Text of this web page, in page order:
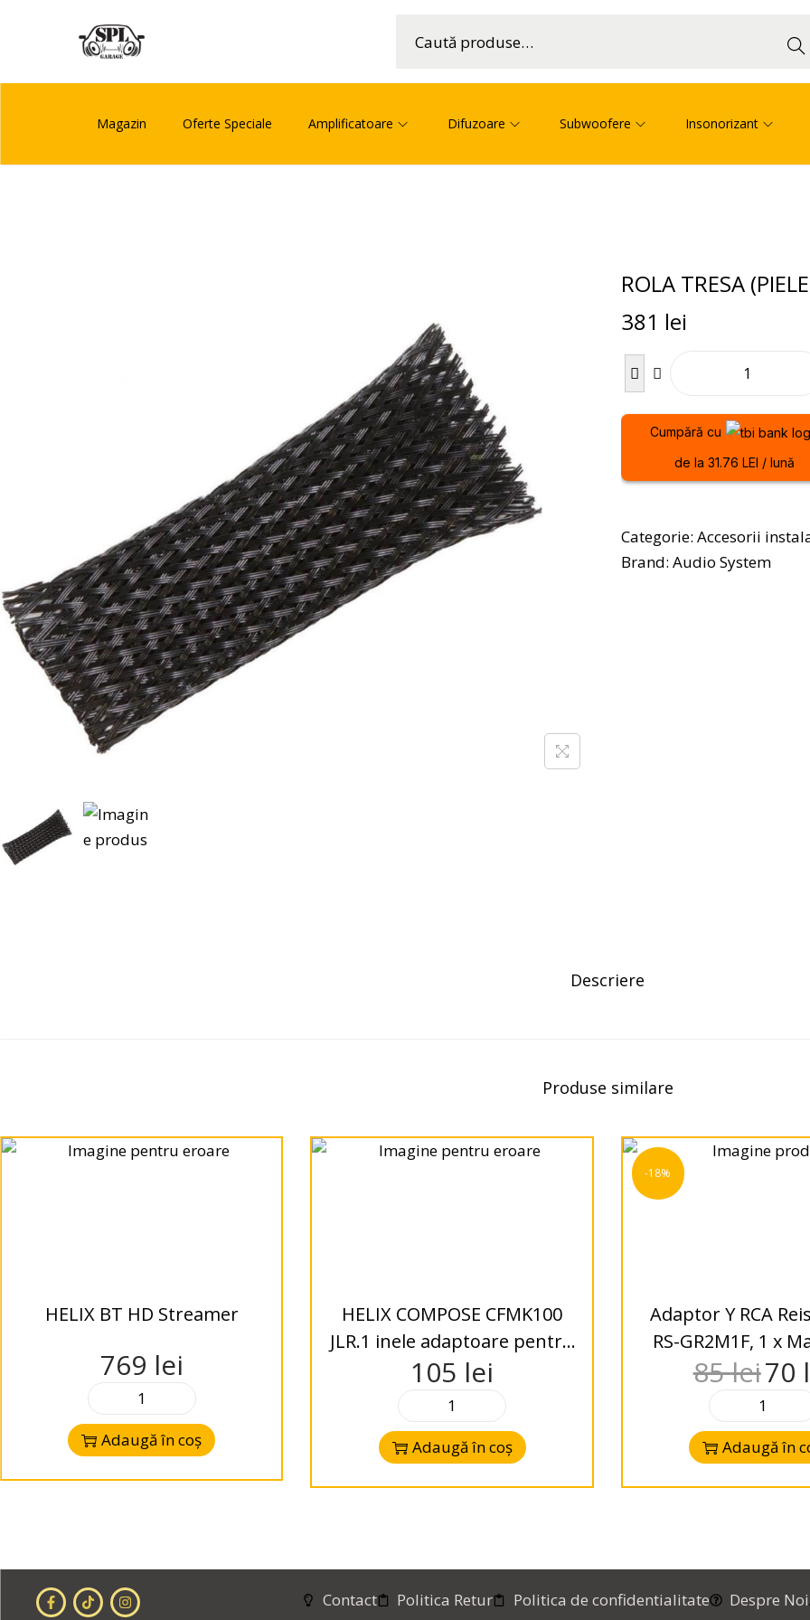
ă
Magazin Oferte Speciale Amplificatoare Difuzoare Subwoofere Insonorizant
ROLA TRESA
381 lei
Cumpără cu
de la 31.76 LEI / lună
Categorie: Accesorii
Brand: Audio System
Descriere
Produse similare
HELIX BT HD Streamer
769 lei
Adaugă în coș
HELIX COMPOSE CFMK100
JLR.1 inele adaptoare pentru
Jaguar, Land Rover
105 lei
Adaugă în coș
-18%
Adaptor Y RCA
RS-GR2M1F, 1 x
Tata
85lei70
Adaugă în
Contact Politica Retur Politica de confidentialitate Despre Noi